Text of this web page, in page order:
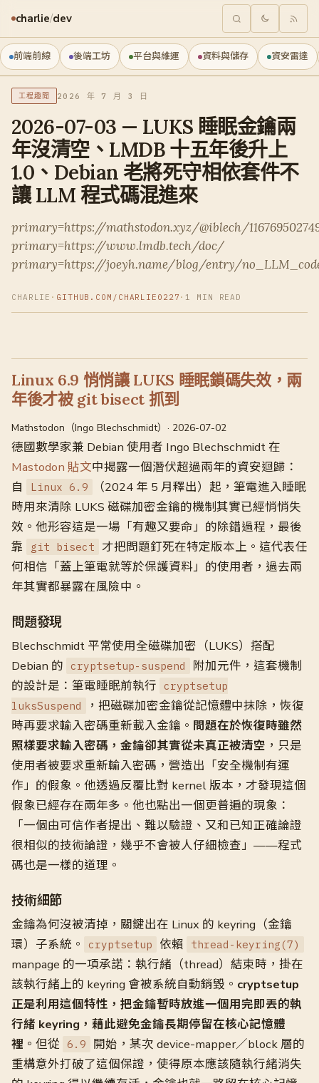
charlie/dev
前端前線 後端工坊 平台與維運 資料與儲存 資安雷達
工程趣聞 2026 年 7 月 3 日
2026-07-03 — LUKS 睡眠金鑰兩
年沒清空、LMDB 十五年後升上
1.0、Debian 老將死守相依套件不
讓 LLM 程式碼混進來
primary=https://mathstodon.xyz/@iblech/
primary=https://www.lmdb.tech/doc/
primary=https://joeyh.name/blog/entry/
CHARLIE · GITHUB.COM/CHARLIE0227 · 1 MIN READ
Linux 6.9 悄悄讓 LUKS 睡眠鎖碼失效，兩
年後才被 git bisect 抓到
Mathstodon（Ingo Blechschmidt）· 2026-07-02
德國數學家兼 Debian 使用者 Ingo Blechschmidt 在
Mastodon 貼文中揭露一個潛伏超過兩年的資安迴歸：
自
Linux 6.9
（2024 年 5 月釋出）起，筆電進入睡眠
時用來清除 LUKS 磁碟加密金鑰的機制其實已經悄悄失
效。他形容這是一場「有趣又要命」的除錯過程，最後
靠
git bisect 才把問題釘死在特定版本上。這代表任
何相信「蓋上筆電就等於保護資料」的使用者，過去兩
年其實都暴露在風險中。
問題發現
Blechschmidt 平常使用全磁碟加密（LUKS）搭配
Debian 的
cryptsetup-suspend
附加元件，這套機制
的設計是：筆電睡眠前執行
cryptsetup
luksSuspend
，把磁碟加密金鑰從記憶體中抹除，恢復
時再要求輸入密碼重新載入金鑰。 問題在於恢復時雖然
照樣要求輸入密碼，金鑰卻其實從未真正被清空 ，只是
使用者被要求重新輸入密碼，營造出「安全機制有運
作」的假象。他透過反覆比對 kernel 版本，才發現這個
假象已經存在兩年多。他也點出一個更普遍的現象：
「一個由可信作者提出、難以驗證、又和已知正確論證
很相似的技術論證，幾乎不會被人仔細檢查」——程式
碼也是一樣的道理。
技術細節
金鑰為何沒被清掉，關鍵出在 Linux 的 keyring（金鑰
環）子系統。
cryptsetup 依賴 thread-keyring(7)
manpage 的一項承諾：執行緒（thread）結束時，掛在
該執行緒上的 keyring 會被系統自動銷毀。 cryptsetup
正是利用這個特性，把金鑰暫時放進一個用完即丟的執
行緒 keyring，藉此避免金鑰長期停留在核心記憶體
裡 。但從 6.9
開始，某次 device-mapper／block 層的
重構意外打破了這個保證，使得原本應該隨執行緒消失